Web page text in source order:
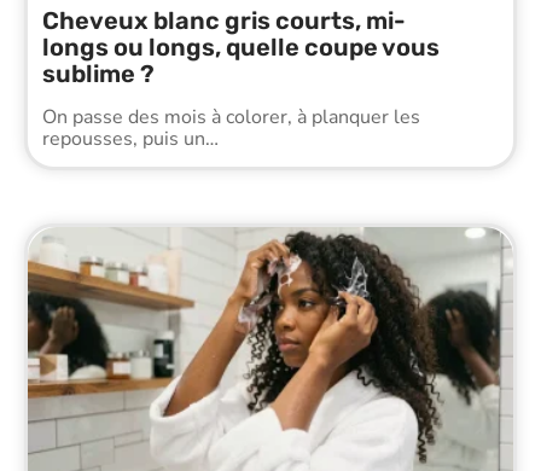
Cheveux blanc gris courts, mi-
longs ou longs, quelle coupe vous
sublime ?
On passe des mois à colorer, à planquer les
repousses, puis un…